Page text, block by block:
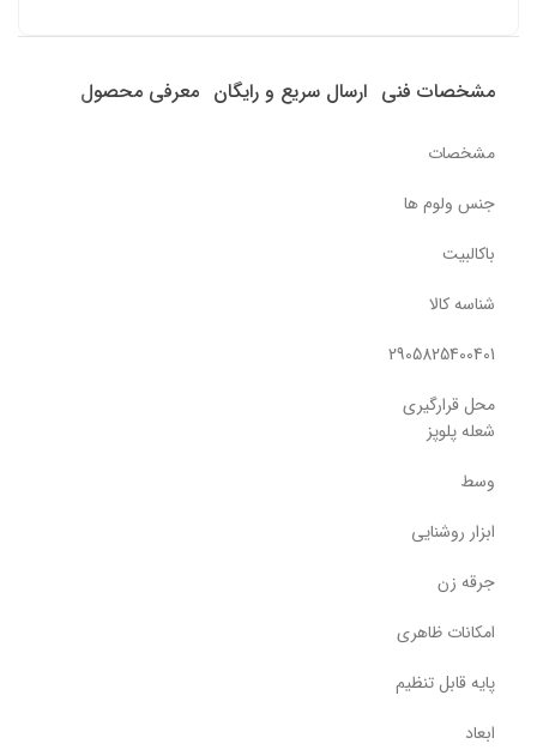
مشخصات فنی ارسال سریع و رایگان معرفی محصول
مشخصات
جنس ولوم ها
باکالبیت
شناسه کالا
2905825400401
محل قرارگیری
شعله پلوپز
وسط
ابزار روشنایی
جرقه زن
امکانات ظاهری
پایه قابل تنظیم
ابعاد